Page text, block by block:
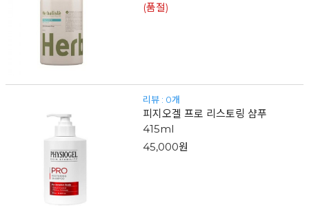
(품절)
리뷰 : 0개
피지오겔 프로 리스토링 샴푸
415ml
45,000원